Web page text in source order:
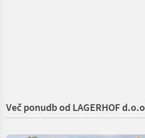
Več ponudb od LAGERHOF d.o.o